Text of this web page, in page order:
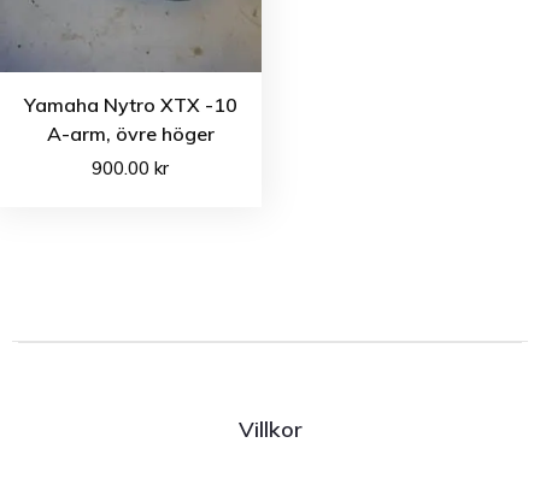
Yamaha Nytro XTX -10
A-arm, övre höger
900.00kr
Villkor